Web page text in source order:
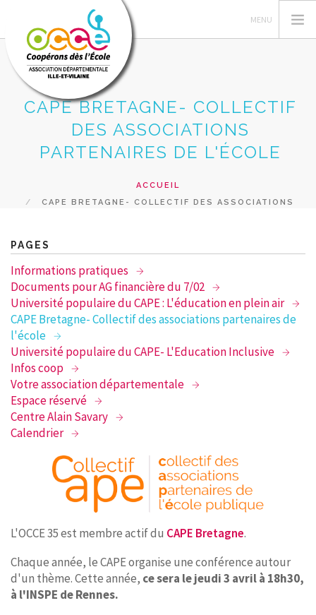
GERER SA COOPERATIVE
RECHERCHER
CONTACT
CAPE BRETAGNE- COLLECTIF
DES ASSOCIATIONS
PARTENAIRES DE L'ÉCOLE
ACCUEIL
CAPE BRETAGNE- COLLECTIF DES ASSOCIATIONS
PAGES
Informations pratiques
Documents pour AG financière du 7/02
Université populaire du CAPE : L'éducation en plein air
CAPE Bretagne- Collectif des associations partenaires de
l'école
Université populaire du CAPE- L'Education Inclusive
Infos coop
Votre association départementale
Espace réservé
Centre Alain Savary
Calendrier
L'OCCE 35 est membre actif du CAPE Bretagne.
Chaque année, le CAPE organise une conférence autour
d'un thème. Cette année, ce sera le jeudi 3 avril à 18h30,
à l'INSPE de Rennes.